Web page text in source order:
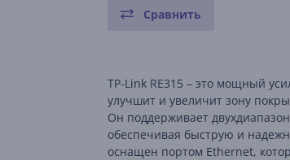
Сравнить
TP-Link RE315 – это мощный
улучшит и увеличит зону
Он поддерживает
обеспечивая быструю и
оснащен портом Ethernet,